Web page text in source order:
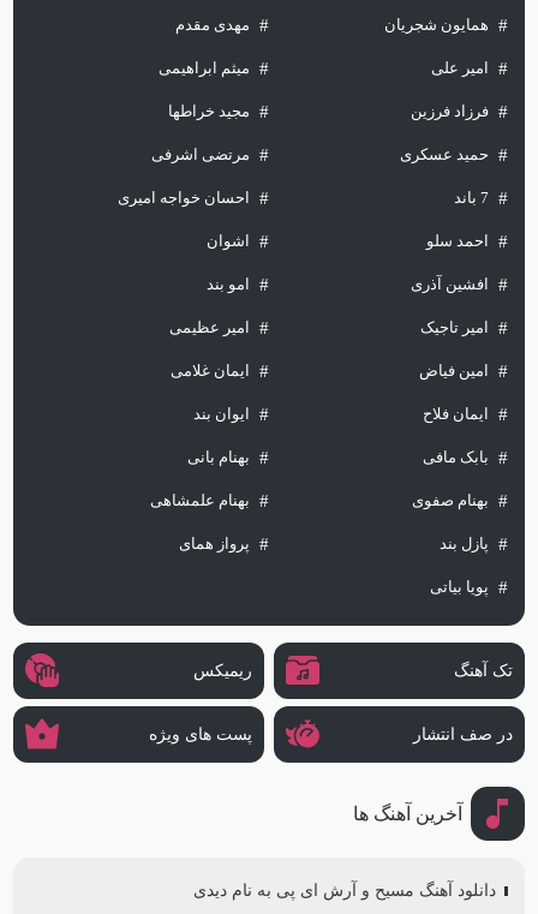
همایون شجریان مهدی مقدم
امیر علی میثم ابراهیمی
فرزاد فرزین مجید خراطها
حمید عسکری مرتضی اشرفی
7 باند احسان خواجه امیری
احمد سلو اشوان
افشین آذری امو بند
امیر تاجیک امیر عظیمی
امین فیاض ایمان غلامی
ایمان فلاح ایوان بند
بابک مافی بهنام بانی
بهنام صفوی بهنام علمشاهی
پازل بند پرواز همای
پویا بیاتی
تک آهنگ ریمیکس
در صف انتشار پست های ویژه
آخرین آهنگ ها
دانلود آهنگ مسیح و آرش ای پی به نام دیدی